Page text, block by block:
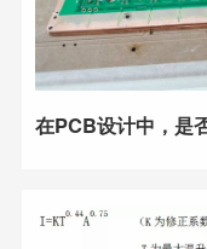
在PCB设计中，是